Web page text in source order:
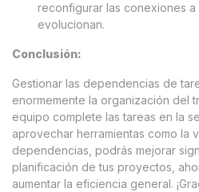
reconfigurar las conexiones
evolucionan.
Conclusión:
Gestionar las dependencias de
enormemente la organización del
equipo complete las tareas en la
aprovechar herramientas como la
dependencias, podrás mejorar
planificación de tus proyectos,
aumentar la eficiencia general.